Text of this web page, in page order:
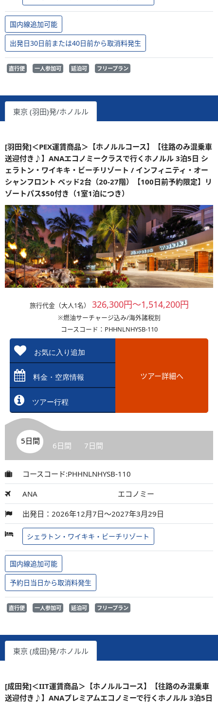
国内線追加可能
出発日30日前または40日前から取消料発生
直行便 一人参加可 延泊可 フリープラン
東京 (羽田)発/ホノルル
[羽田発]＜PEX運賃商品＞【ホノルルコース】【往路のみ混乗車
送迎付き♪】ANAエコノミークラスで行くホノルル 3泊5日 シ
ェラトン・ワイキキ・ビーチリゾート / インフィニティ・オー
シャンフロント ベッド2台（20-27階）【100日前予約限定】リ
ゾートパス$50付き（1室1泊につき）
旅行代金（大人1名） 326,300円～1,514,200円
※燃油サーチャージ込み/海外諸税別
コースコード：PHHNLNHYSB-110
お気に入り追加
料金・空席情報
ツアー行程
ツアー詳細へ
5日間 6日間 7日間
コースコード:PHHNLNHYSB-110
ANA エコノミー
出発日：2026年12月7日～2027年3月29日
シェラトン・ワイキキ・ビーチリゾート
国内線追加可能
予約日当日から取消料発生
直行便 一人参加可 延泊可 フリープラン
東京 (成田)発/ホノルル
[成田発]＜IIT運賃商品＞【ホノルルコース】【往路のみ混乗車
送迎付き♪】ANAプレミアムエコノミーで行くホノルル 3泊5日